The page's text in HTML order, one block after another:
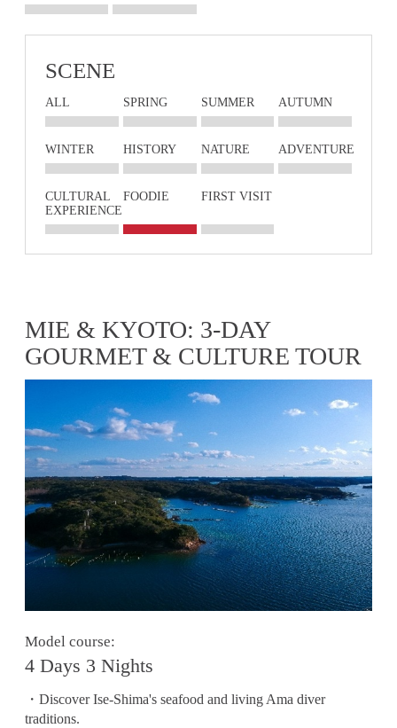
SCENE
ALL SPRING SUMMER AUTUMN
WINTER HISTORY NATURE ADVENTURE
CULTURAL
EXPERIENCE
FOODIE FIRST VISIT
MIE & KYOTO: 3-DAY
GOURMET & CULTURE TOUR
Model course:
4 Days 3 Nights
・Discover Ise-Shima's seafood and living Ama diver
traditions.